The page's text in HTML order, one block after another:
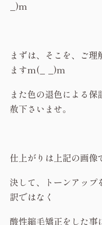
_)m
まずは、そこを、ご理
ますm(_ _)m
また色の退色による
赦下さいませ。
仕上がりは上記の画像
決して、トーンアップ
訳ではなく
酸性縮毛矯正をした事